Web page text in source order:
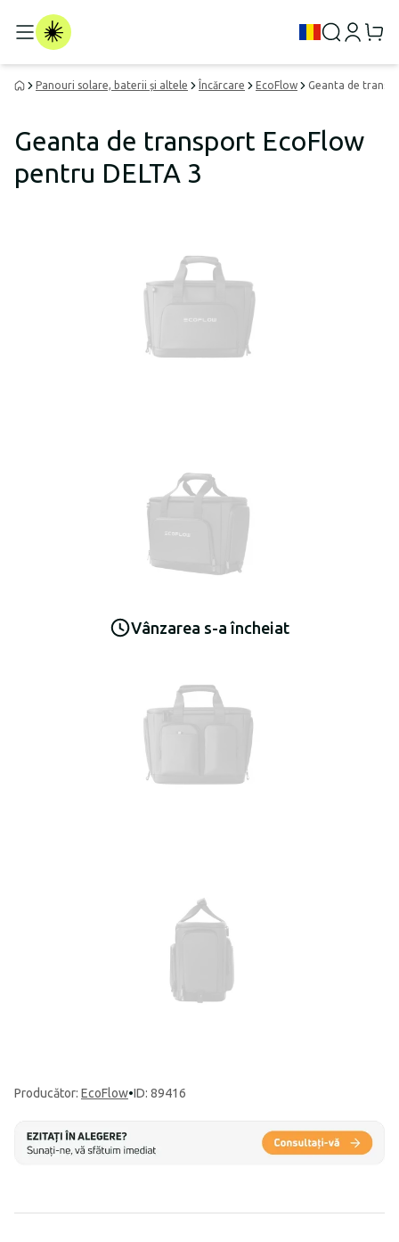
Panouri solare, baterii și altele Încărcare EcoFlow Geanta de
Geanta de transport EcoFlow
pentru DELTA 3
Vânzarea s-a încheiat
Producător: EcoFlow•ID: 89416